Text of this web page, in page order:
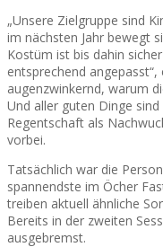
„Unsere Zielgruppe sind
im nächsten Jahr bewegt
Kostüm ist bis dahin
entsprechend
augenzwinkernd, warum
Und aller guten Dinge
Regentschaft als
vorbei.
Tatsächlich war die
spannendste im Öcher
treiben aktuell ähnliche
Bereits in der zweiten
ausgebremst.